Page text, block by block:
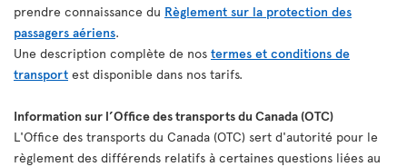
prendre connaissance du Règlement sur la protection des
passagers aériens.
Une description complète de nos termes et conditions de
transport est disponible dans nos tarifs.
Information sur l’Office des transports du Canada (OTC)
L'Office des transports du Canada (OTC) sert d'autorité pour le
règlement des différends relatifs à certaines questions liées au